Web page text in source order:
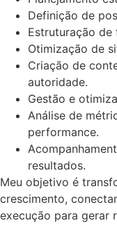
Definição de
Estruturação de
Otimização de
Criação de
autoridade.
Gestão e
Análise de
performance.
resultados.
Meu objetivo é
crescimento,
execução para gerar